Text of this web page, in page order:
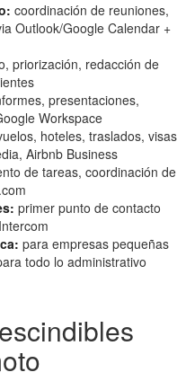
coordinación de reuniones,
Outlook/Google Calendar +
priorización, redacción de
presentaciones,
Workspace
hoteles, traslados, visas
Airbnb Business
de tareas, coordinación de
primer punto de contacto
para empresas pequeñas
todo lo administrativo